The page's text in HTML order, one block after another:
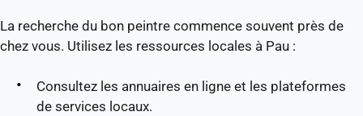
La recherche du bon peintre commence souvent près de
chez vous. Utilisez les ressources locales à Pau :
Consultez les annuaires en ligne et les plateformes
de services locaux.